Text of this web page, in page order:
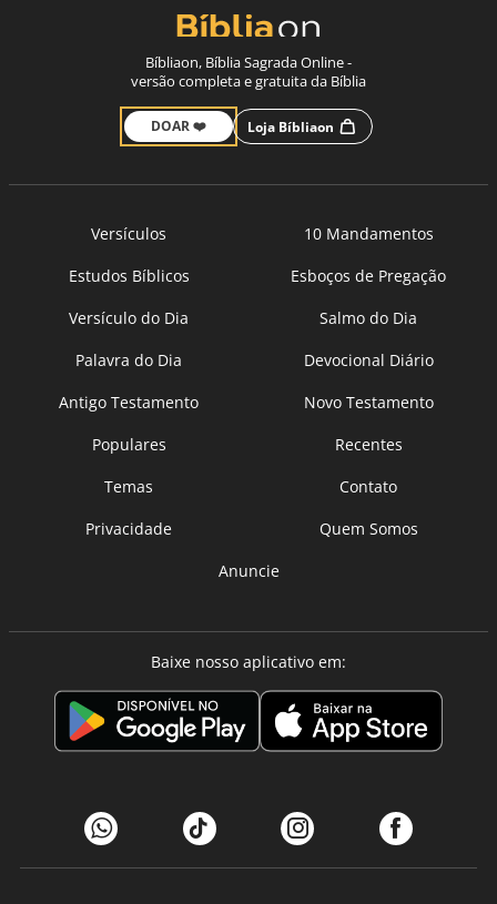
Bíbliaon, Bíblia Sagrada Online -
versão completa e gratuita da Bíblia
DOAR ❤️ Loja Bíbliaon
Versículos
10 Mandamentos
Estudos Bíblicos
Esboços de Pregação
Versículo do Dia
Salmo do Dia
Palavra do Dia
Devocional Diário
Antigo Testamento
Novo Testamento
Populares
Recentes
Temas
Contato
Privacidade
Quem Somos
Anuncie
Baixe nosso aplicativo em: